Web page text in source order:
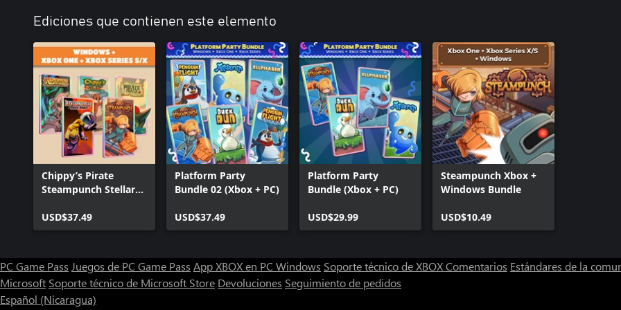
Ediciones que contienen este elemento
Chippy’s Pirate
Steampunch Stellar
USD$37.49
Platform Party
Bundle 02 (Xbox + PC)
USD$37.49
Platform Party
Bundle (Xbox + PC)
USD$29.99
Steampunch Xbox +
Windows Bundle
USD$10.49
PC Game Pass Juegos de PC Game Pass App XBOX en PC Windows Soporte técnico de XBOXComentarios Estándares de la
Microsoft Soporte técnico de Microsoft Store Devoluciones Seguimiento de pedidos
Español (Nicaragua)